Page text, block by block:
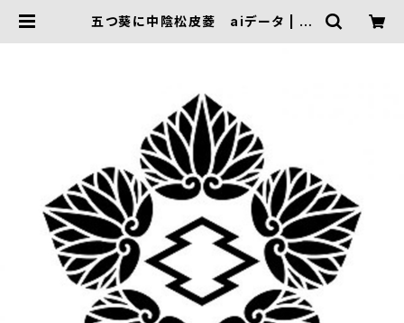
五つ葵に中陰松皮菱 aiデータ | FI